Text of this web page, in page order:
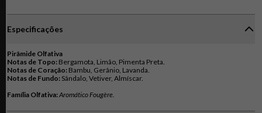
pimenta preta, despertando os seus sentidos e energizando a sua alma. Uma
seguida, a fragrância se aprofunda em um bosque verdejante: notas de bambu,
masculinidade elegante e atemporal. A cada passo, a sua força interior se torna
mais evidente e inspiradora. Ao final da jornada, a base amadeirada te acolhe e
te conforta: notas de sândalo, vetiver e almíscar se fundem em um rastro cálido
e inesquecível que te faz sentir único e especial. Uma declaração de poder e
Masculino EDP é a escolha perfeita para quem aprecia a exclusividade, a
Especificações
Pirâmide Olfativa
Notas de Topo:
Notas de Coração:
Notas de Fundo: Sândalo, Vetiver, Almíscar.
Família Olfativa:Aromático Fougère.